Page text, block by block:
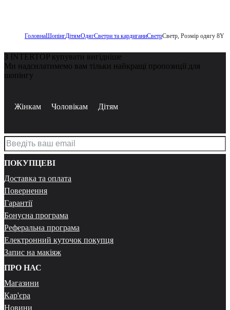
ГоловнаШопінгДітямОдягСветри та кардиганиСветрСветр, Розмір одягу 8Y
З INTERTOP купувати вигідніше
Ми надсилатимемо вам тільки найкращі пропозиції для
шопінгу
Жінкам Чоловікам Дітям
ПОКУПЦЕВІ
Доставка та оплата
Повернення
Гарантії
Бонусна програма
Реферальна програма
Електронний куточок покупця
Запис на макіяж
ПРО НАС
Магазини
Кар'єра
Новини